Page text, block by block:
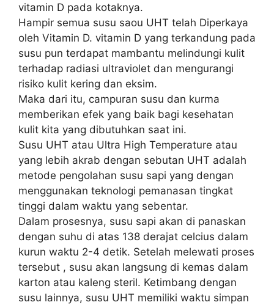
vitamin D pada kotaknya.
Hampir semua susu saou UHT telah Diperkaya
oleh Vitamin D. vitamin D yang terkandung pada
susu pun terdapat mambantu melindungi kulit
terhadap radiasi ultraviolet dan mengurangi
risiko kulit kering dan eksim.
Maka dari itu, campuran susu dan kurma
memberikan efek yang baik bagi kesehatan
kulit kita yang dibutuhkan saat ini.
Susu UHT atau Ultra High Temperature atau
yang lebih akrab dengan sebutan UHT adalah
metode pengolahan susu sapi yang dengan
menggunakan teknologi pemanasan tingkat
tinggi dalam waktu yang sebentar.
Dalam prosesnya, susu sapi akan di panaskan
dengan suhu di atas 138 derajat celcius dalam
kurun waktu 2-4 detik. Setelah melewati proses
tersebut , susu akan langsung di kemas dalam
karton atau kaleng steril. Ketimbang dengan
susu lainnya, susu UHT memiliki waktu simpan